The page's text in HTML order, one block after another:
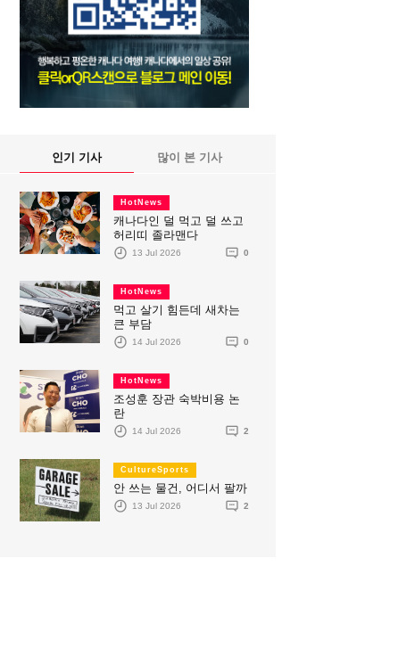
인기 기사 많이 본 기사
HotNews
캐나다인 덜 먹고 덜 쓰고
허리띠 졸라맨다
13 Jul 2026 0
HotNews
먹고 살기 힘든데 새차는
큰 부담
14 Jul 2026 0
HotNews
조성훈 장관 숙박비용 논
란
14 Jul 2026 2
CultureSports
안 쓰는 물건, 어디서 팔까
13 Jul 2026 2